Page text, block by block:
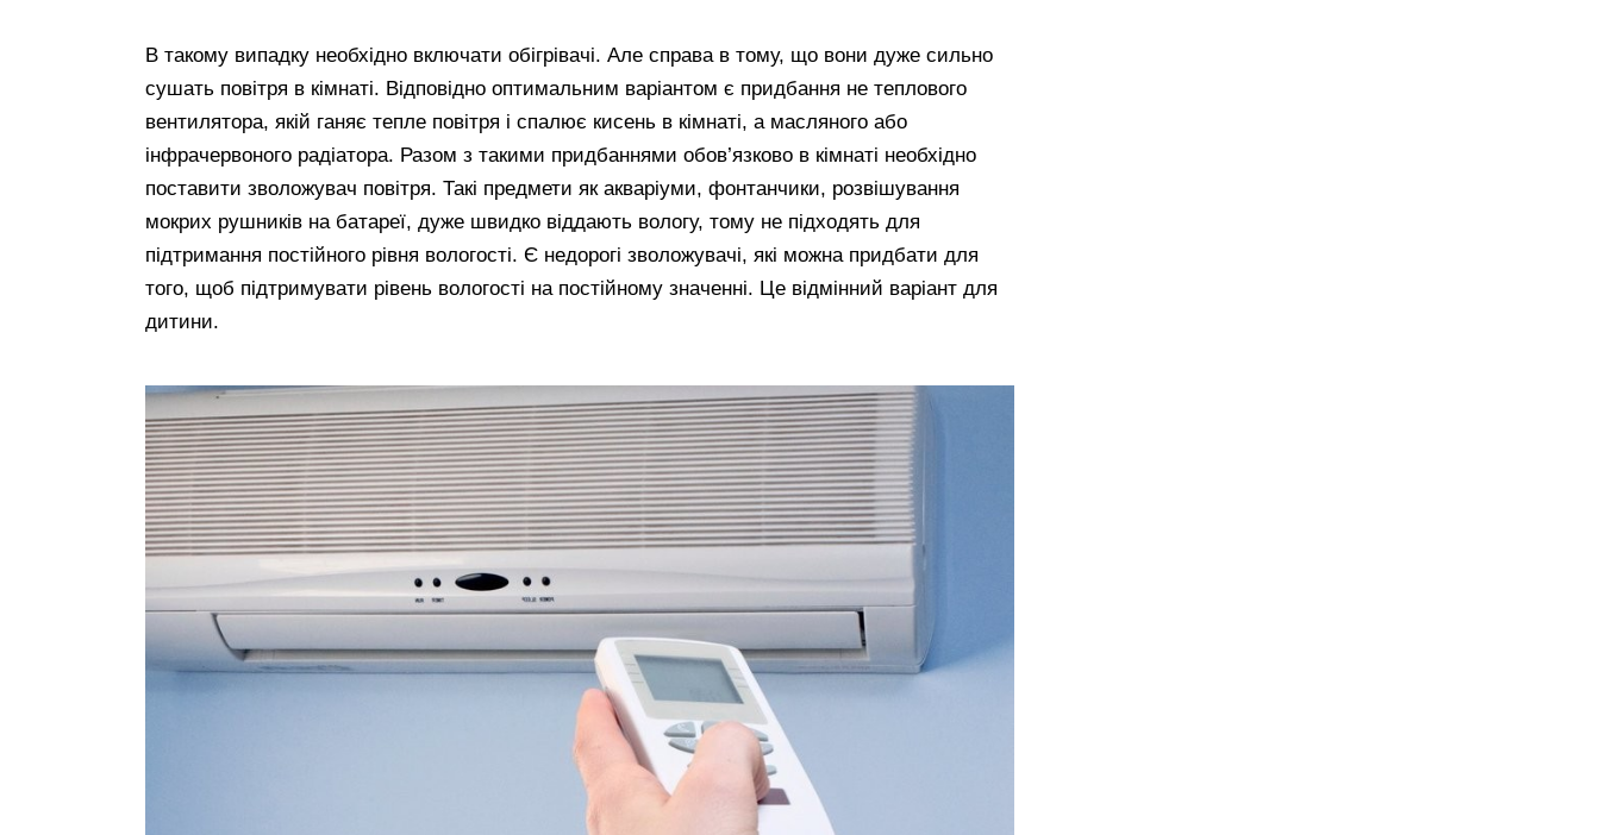
В такому випадку необхідно включати обігрівачі. Але справа в тому, що вони дуже сильно
сушать повітря в кімнаті. Відповідно оптимальним варіантом є придбання не теплового
вентилятора, якій ганяє тепле повітря і спалює кисень в кімнаті, а масляного або
інфрачервоного радіатора. Разом з такими придбаннями обов’язково в кімнаті необхідно
поставити зволожувач повітря. Такі предмети як акваріуми, фонтанчики, розвішування
мокрих рушників на батареї, дуже швидко віддають вологу, тому не підходять для
підтримання постійного рівня вологості. Є недорогі зволожувачі, які можна придбати для
того, щоб підтримувати рівень вологості на постійному значенні. Це відмінний варіант для
дитини.